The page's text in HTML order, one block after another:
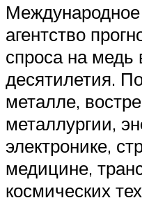
Международное
агентство
спроса на
десятилетия.
металле,
металлургии,
электронике,
медицине,
космических